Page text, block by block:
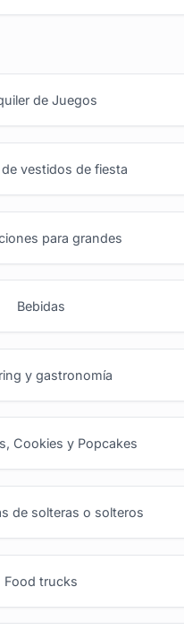
de Juegos
de vestidos de fiesta
para grandes
Bebidas
y gastronomía
Cookies y Popcakes
de solteras o solteros
Food trucks